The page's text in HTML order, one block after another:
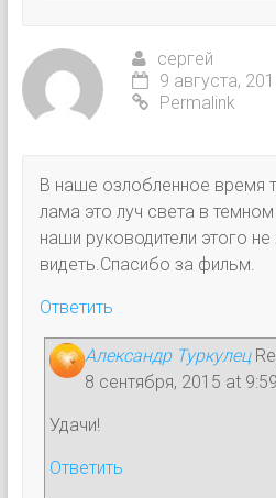
сергей
9 августа,
Permalink
В наше озлобленное время
лама это луч света в
наши руководители этого не
видеть.Спасибо за фильм.
Ответить
Александр Туркулец
8 сентября, 2015 at
Удачи!
Ответить